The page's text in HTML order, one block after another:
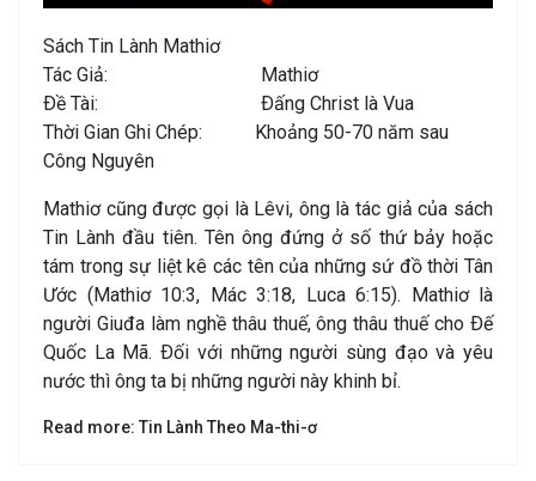
Sách Tin Lành Mathiơ
Tác Giả: Mathiơ
Ðề Tài: Ðấng Christ là Vua
Thời Gian Ghi Chép: Khoảng 50-70 năm sau
Công Nguyên
Mathiơ cũng được gọi là Lêvi, ông là tác giả của sách
Tin Lành đầu tiên. Tên ông đứng ở số thứ bảy hoặc
tám trong sự liệt kê các tên của những sứ đồ thời Tân
Ước (Mathiơ 10:3, Mác 3:18, Luca 6:15). Mathiơ là
người Giuđa làm nghề thâu thuế, ông thâu thuế cho Ðế
Quốc La Mã. Ðối với những người sùng đạo và yêu
nước thì ông ta bị những người này khinh bỉ.
Read more: Tin Lành Theo Ma-thi-ơ